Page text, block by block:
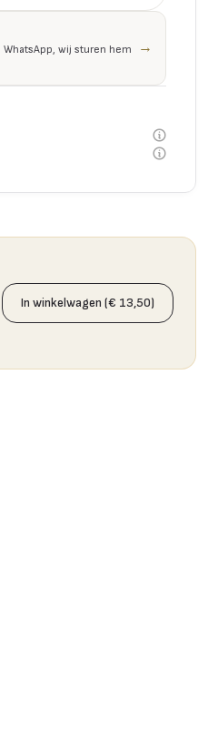
wij sturen hem
→
In winkelwagen (€ 13,50)